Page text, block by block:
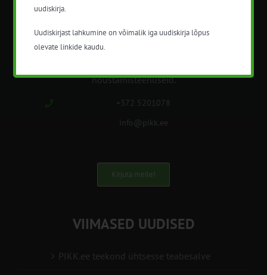
METK NÕUANDETEENISTUS
Nõuandeteenistuse nimetuse alt
nõustamisteenuseid.
+372 5201078
info@pikk.ee
Kirjuta meile!
VIIMASED UUDISED
PIKK.ee teekond ühtsesse teabesalve
uudiskirja.
Uudiskirjast lahkumine on võimalik iga uudiskirja lõpus
olevate linkide kaudu.